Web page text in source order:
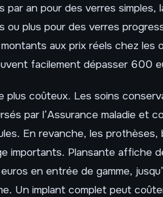
an pour des verres simples,
plus pour des verres
aux prix réels chez les
facilement dépasser 600
plus coûteux. Les soins
par l’Assurance maladie et
En revanche, les prothèses,
importants. Plansante affiche
en entrée de gamme,
Un implant complet peut